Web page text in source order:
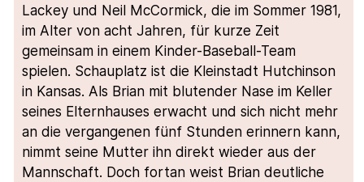
Lackey und Neil McCormick, die im Sommer 1981,
im Alter von acht Jahren, für kurze Zeit
gemeinsam in einem Kinder-Baseball-Team
spielen. Schauplatz ist die Kleinstadt Hutchinson
in Kansas. Als Brian mit blutender Nase im Keller
seines Elternhauses erwacht und sich nicht mehr
an die vergangenen fünf Stunden erinnern kann,
nimmt seine Mutter ihn direkt wieder aus der
Mannschaft. Doch fortan weist Brian deutliche